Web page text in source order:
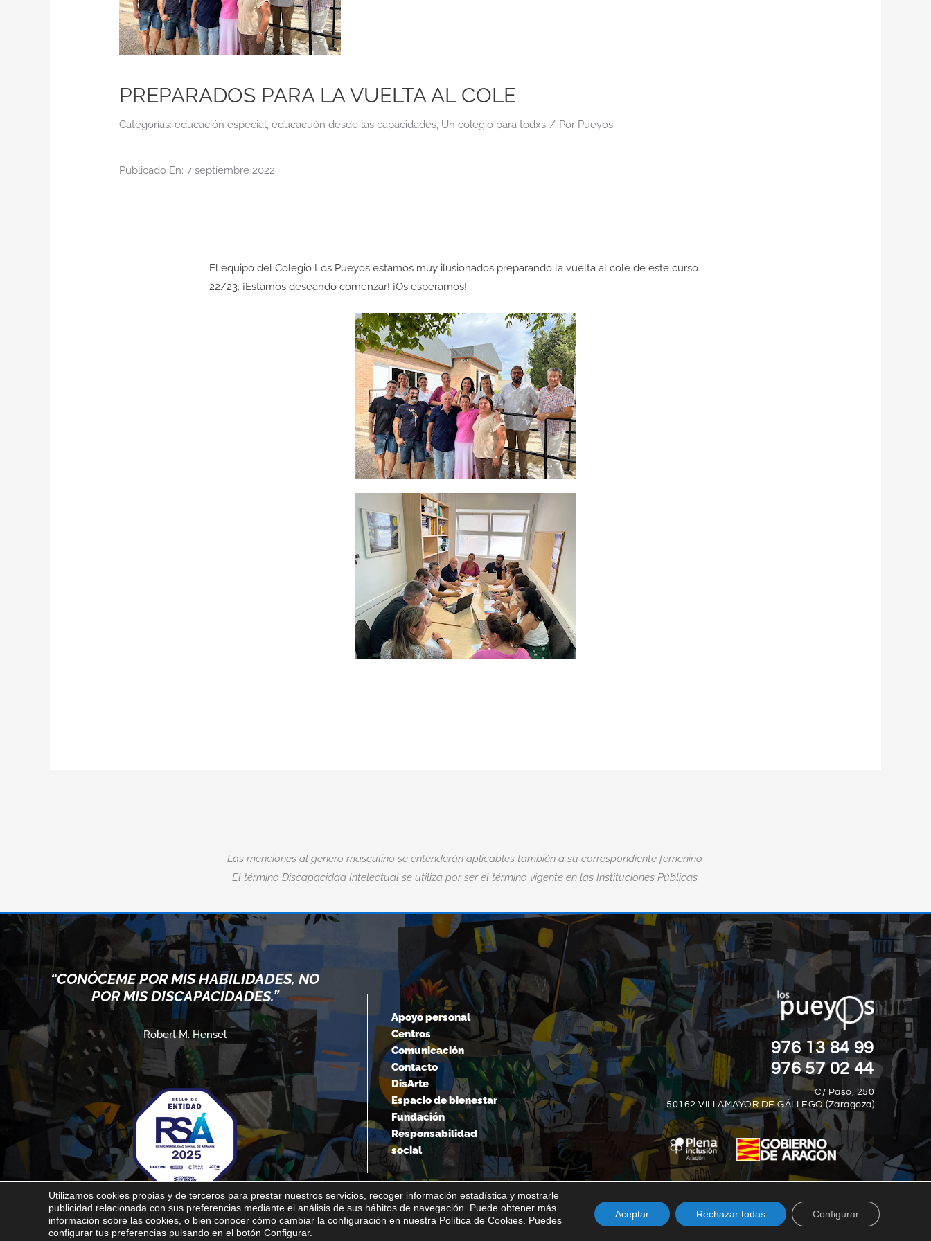
PREPARADOS PARA LA VUELTA AL COLE
Categorías: educación especial, educacuón desde las capacidades, Un colegio para todxs / Por Pueyos
Publicado En: 7 septiembre 2022
El equipo del Colegio Los Pueyos estamos muy ilusionados preparando la vuelta al cole de este curso
22/23. ¡Estamos deseando comenzar! ¡Os esperamos!
Las menciones al género masculino se entenderán aplicables también a su correspondiente femenino.
El término Discapacidad Intelectual se utiliza por ser el término vigente en las Instituciones Públicas.
“CONÓCEME POR MIS HABILIDADES, NO
POR MIS DISCAPACIDADES.”
Robert M. Hensel
“CUANDO ACEPTAMOS NUESTROS
LÍMITES, VAMOS MÁS ALLÁ DE ELLOS.”
Albert Einstein
“EL MIEDO ES LA MAYOR
DE TODAS.“
Nick Vujicic
Apoyo personal
Centros
Comunicación
Contacto
DisArte
Espacio de bienestar
Fundación
Responsabilidad
social
976 13 84 99
976 57 02 44
C/ Paso, 250
50162 VILLAMAYOR DE GÁLLEGO (Zaragoza)
Aviso legal Política de privacidad Política de cookies © Los Pueyos 2025
Utilizamos cookies propias y de terceros para prestar nuestros servicios, recoger información estadística y mostrarle
publicidad relacionada con sus preferencias mediante el análisis de sus hábitos de navegación. Puede obtener más
información sobre las cookies, o bien conocer cómo cambiar la configuración en nuestra Política de Cookies. Puedes
configurar tus preferencias pulsando en el botón Configurar.
Aceptar Rechazar todas Configurar